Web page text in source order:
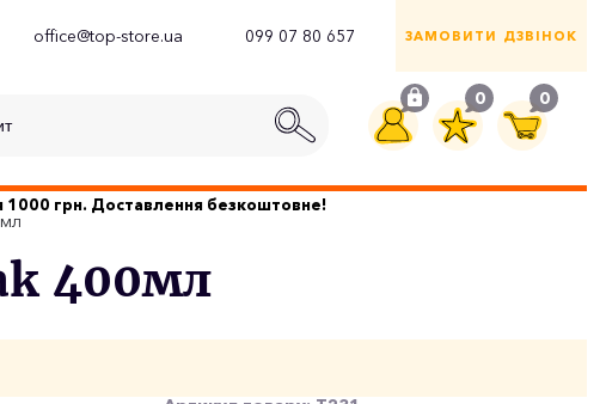
office@top-store.ua 099 07 80 657 ЗАМОВИТИ ДЗВІНОК
0 0
1000 грн. Доставлення безкоштовне!
400мл